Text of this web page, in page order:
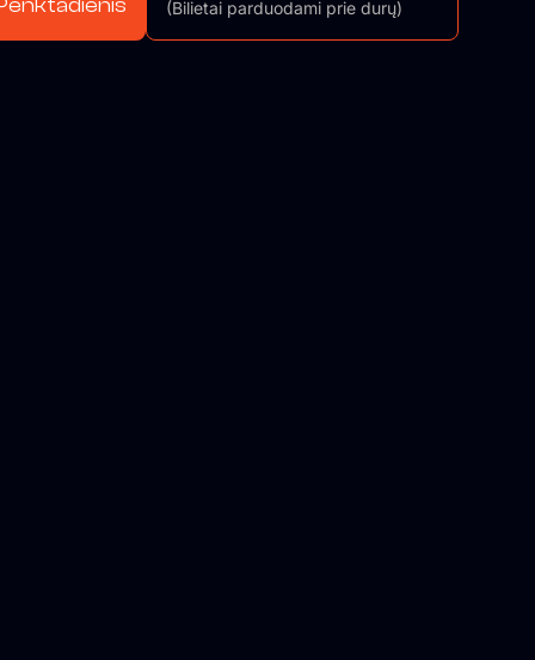
(Bilietai parduodami prie durų)